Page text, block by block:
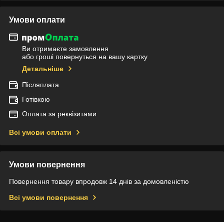
Умови оплати
Ви отримаєте замовлення
або гроші повернуться на вашу картку
Детальніше
Післяплата
Готівкою
Оплата за реквізитами
Всі умови оплати
Умови повернення
Повернення товару впродовж 14 днів за домовленістю
Всі умови повернення